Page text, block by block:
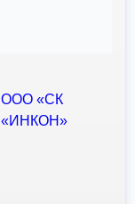
ООО «СК
«ИНКОН»